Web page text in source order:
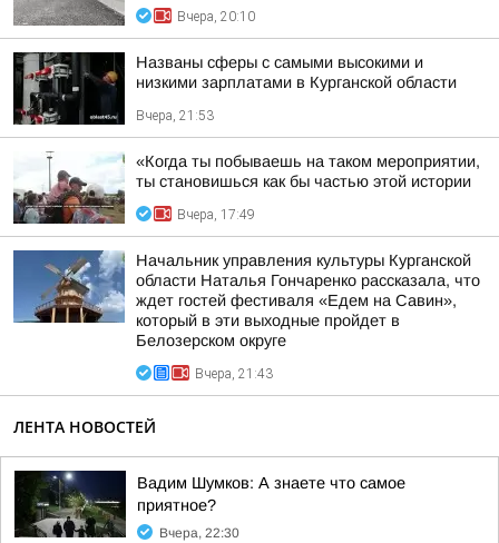
Вчера, 20:10
Названы сферы с самыми высокими и
низкими зарплатами в Курганской области
Вчера, 21:53
«Когда ты побываешь на таком мероприятии,
ты становишься как бы частью этой истории
Вчера, 17:49
Начальник управления культуры Курганской
области Наталья Гончаренко рассказала, что
ждет гостей фестиваля «Едем на Савин»,
который в эти выходные пройдет в
Белозерском округе
Вчера, 21:43
ЛЕНТА НОВОСТЕЙ
Вадим Шумков: А знаете что самое
приятное?
Вчера, 22:30